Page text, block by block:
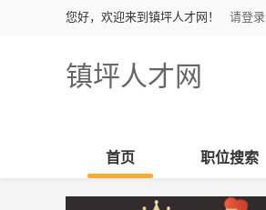
您好，欢迎来到镇坪人才网！ 请登录
镇坪人才网
首页 职位搜索